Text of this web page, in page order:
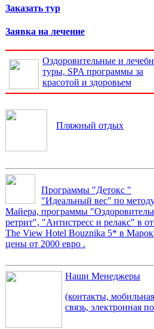
Заказать тур
Заявка на лечение
Оздоровительные и
туры, SPA программы за
красотой и здоровьем
Пляжный отдых
Программы "Детокс "
"Идеальный вес" по
Майера, программы
ретрит", "Антистресс и релакс" в
The View Hotel Bouznika 5* в
цены от 2000 евро .
Наши Менеджеры
(контакты, мобильная
связь, электронная